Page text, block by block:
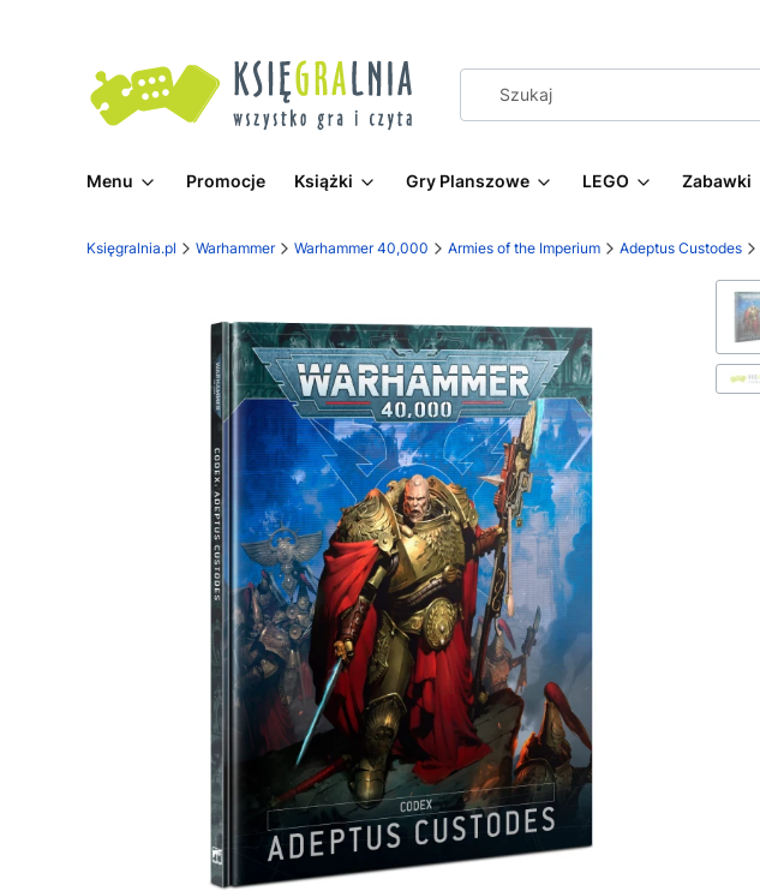
Menu Promocje Książki Gry Planszowe LEGO Zabawki
Księgralnia.pl Warhammer Warhammer 40,000 Armies of the Imperium Adeptus Custodes